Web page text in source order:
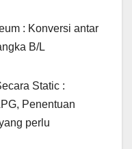
: Konversi antar
B/L
Static :
Penentuan
perlu